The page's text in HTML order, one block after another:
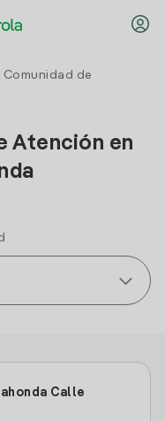
Comunidad de
Atención en
Calle